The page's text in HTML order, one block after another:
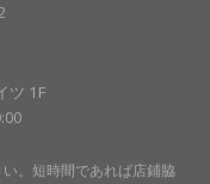
ツ 1F
。短時間であれば店鋪脇